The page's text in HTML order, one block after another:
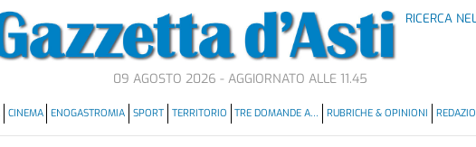
RICERCA
09 AGOSTO 2026 - AGGIORNATO ALLE 11.45
CINEMA ENOGASTROMIA SPORT TERRITORIO TRE DOMANDE A… RUBRICHE & OPINIONI